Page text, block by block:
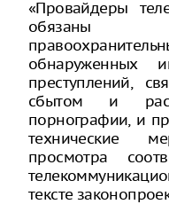
«Провайдеры
обязаны
обнаруженных
преступлений,
сбытом и
порнографии, и
технические
просмотра
тексте